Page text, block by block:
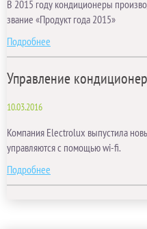
В 2015 году кондиционеры
звание «Продукт года 2015»
Подробнее
Управление
10.03.2016
Компания Electrolux выпустила
управляются с помощью wi-fi.
Подробнее